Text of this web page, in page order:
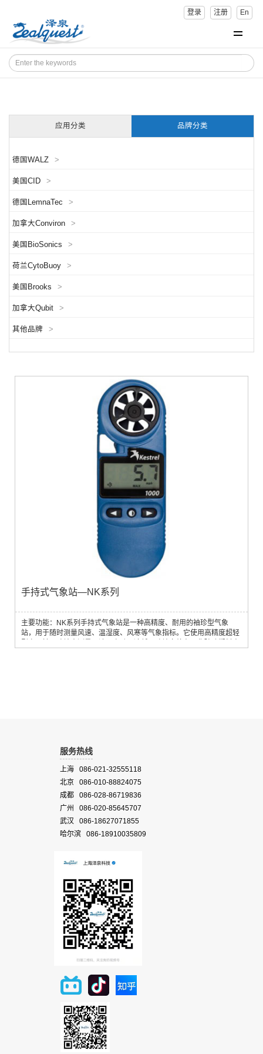
登录 注册 En
应用分类 品牌分类
德国WALZ >
美国CID >
德国LemnaTec >
加拿大Conviron >
美国BioSonics >
荷兰CytoBuoy >
美国Brooks >
加拿大Qubit >
其他品牌 >
手持式气象站—NK系列
主要功能：NK系列手持式气象站是一种高精度、耐用的袖珍型气象
站，用于随时测量风速、温湿度、风寒等气象指标。它使用高精度超轻
服务热线
上海 086-021-32555118
北京 086-010-88824075
成都 086-028-86719836
广州 086-020-85645707
武汉 086-18627071855
哈尔滨 086-18910035809